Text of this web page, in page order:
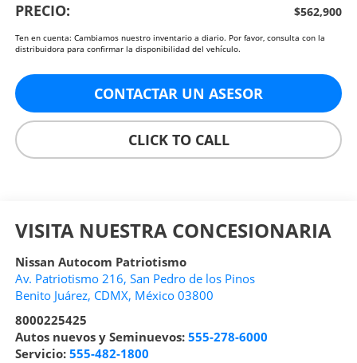
PRECIO: $562,900
Ten en cuenta: Cambiamos nuestro inventario a diario. Por favor, consulta con la
distribuidora para confirmar la disponibilidad del vehículo.
CONTACTAR UN ASESOR
CLICK TO CALL
VISITA NUESTRA CONCESIONARIA
Nissan Autocom Patriotismo
Av. Patriotismo 216, San Pedro de los Pinos
Benito Juárez, CDMX, México 03800
8000225425
Autos nuevos y Seminuevos: 555-278-6000
Servicio: 555-482-1800